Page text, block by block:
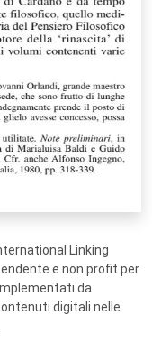
Linking
e non profit per
da
digitali nelle